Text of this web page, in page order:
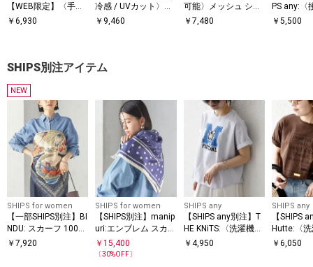
【WEB限定】〈手洗
い可能〉アイレット
￥ 6,930
冷感 / UVカット〉シ
アー オーガンジー コ
￥ 9,460
可能〉メッシュ シア
ー ハンカチ スリーブ
￥ 7,480
PS any:〈
汗染み防
￥5,500
SHIPS別注アイテム
NEW
SHIPS for women
【一部SHIPS別注】BI
NDU: スカーフ 100×1
00
￥ 7,920
SHIPS for women
【SHIPS別注】manip
uri:エンブレム スカー
フ 88×88
￥15,400
〔30%OFF〕
SHIPS any
【SHIPS any別注】T
HE KNiTS:〈洗濯機可
能〉ラウンドヘム プ
￥ 4,950
SHIPS any
【SHIPS
Hutte:〈
能〉デザ
￥6,050